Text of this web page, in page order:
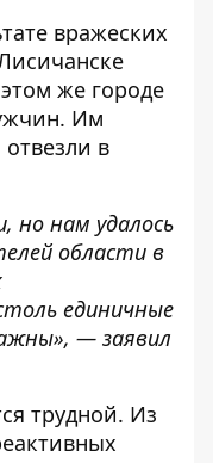
вражеских
же городе
Им
в
но нам удалось
области в
единичные
— заявил
трудной. Из